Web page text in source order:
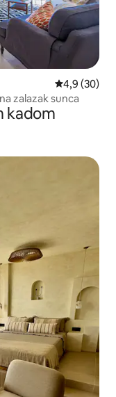
Prosječna
4,9 (30)
zalazak sunca
kadom